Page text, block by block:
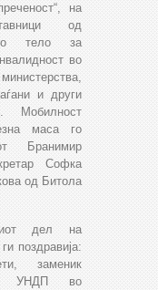
на
од
тело за
во
и други
Мобилност
маса го
Бранимир
Софка
од Битола
дел на
поздравија:
заменик
УНДП во